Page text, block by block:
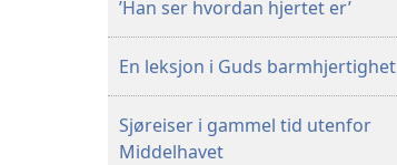
’Han ser hvordan hjertet er’
En leksjon i Guds barmhjertighet
Sjøreiser i gammel tid utenfor
Middelhavet